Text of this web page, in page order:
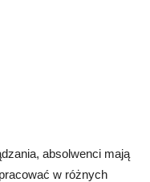
absolwenci mają
w różnych